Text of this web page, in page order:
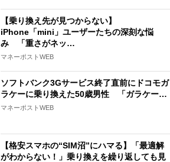
【乗り換え先が見つからない】
iPhone「mini」ユーザーたちの深刻な悩
み 「重さがネッ…
マネーポストWEB
ソフトバンク3Gサービス終了直前にドコモガ
ラケーに乗り換えた50歳男性 「ガラケー…
マネーポストWEB
【格安スマホの“SIM沼”にハマる】「最適解
がわからない！」乗り換えを繰り返しても見